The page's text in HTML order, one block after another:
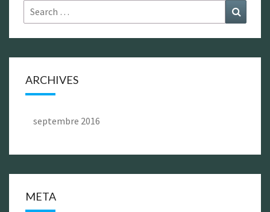
Search
for:
ARCHIVES
septembre 2016
META